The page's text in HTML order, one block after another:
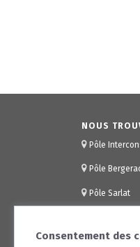
NOUS
Pôle
Pôle
Pôle Sarlat
Consentement des